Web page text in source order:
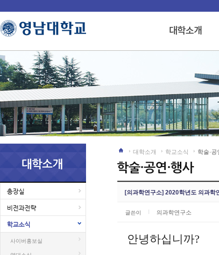
총장실
비전과전략
학교소식
사이버홍보실
대학소개 학교소식 학술·공
[의과학연구소] 2020학년도 의과학
글쓴이 의과학연구소
안녕하십니까?